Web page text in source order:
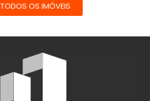
TODOS OS IMÓVEIS